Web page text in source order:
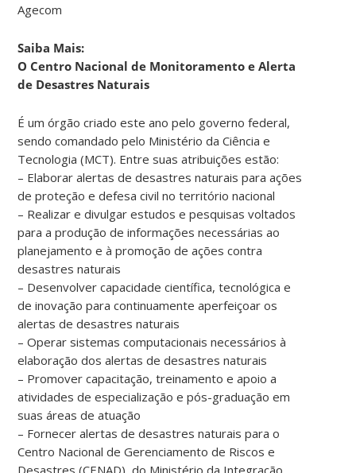
Agecom
Saiba Mais:
O Centro Nacional de Monitoramento e Alerta
de Desastres Naturais
É um órgão criado este ano pelo governo federal,
sendo comandado pelo Ministério da Ciência e
Tecnologia (MCT). Entre suas atribuições estão:
– Elaborar alertas de desastres naturais para ações
de proteção e defesa civil no território nacional
– Realizar e divulgar estudos e pesquisas voltados
para a produção de informações necessárias ao
planejamento e à promoção de ações contra
desastres naturais
– Desenvolver capacidade científica, tecnológica e
de inovação para continuamente aperfeiçoar os
alertas de desastres naturais
– Operar sistemas computacionais necessários à
elaboração dos alertas de desastres naturais
– Promover capacitação, treinamento e apoio a
atividades de especialização e pós-graduação em
suas áreas de atuação
– Fornecer alertas de desastres naturais para o
Centro Nacional de Gerenciamento de Riscos e
Desastres (CENAD), do Ministério da Integração